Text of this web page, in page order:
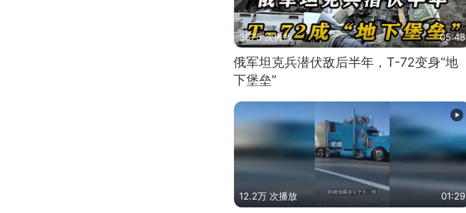
3675 次播放 05:48
俄军坦克兵潜伏敌后半年，T-72变身“地
下堡垒”
12.2万 次播放 01:29